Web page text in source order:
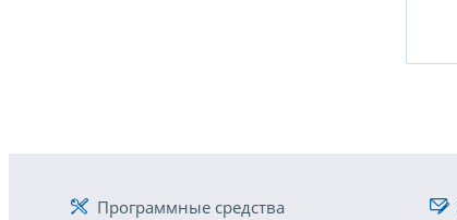
Программные средства